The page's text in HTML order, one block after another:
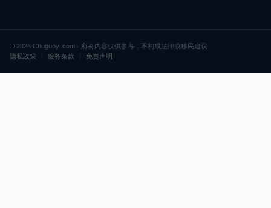
© 2026 Chuguoyi.com · 所有内容仅供参考，不构成法律或移民建议
隐私政策
服务条款 免责声明